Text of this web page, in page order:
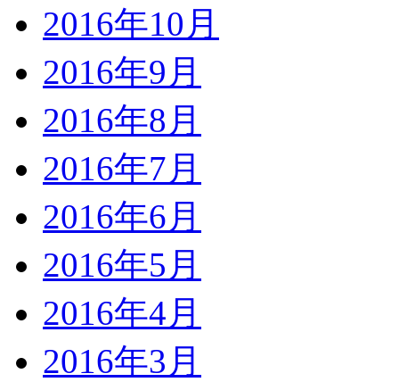
2016年10月
2016年9月
2016年8月
2016年7月
2016年6月
2016年5月
2016年4月
2016年3月